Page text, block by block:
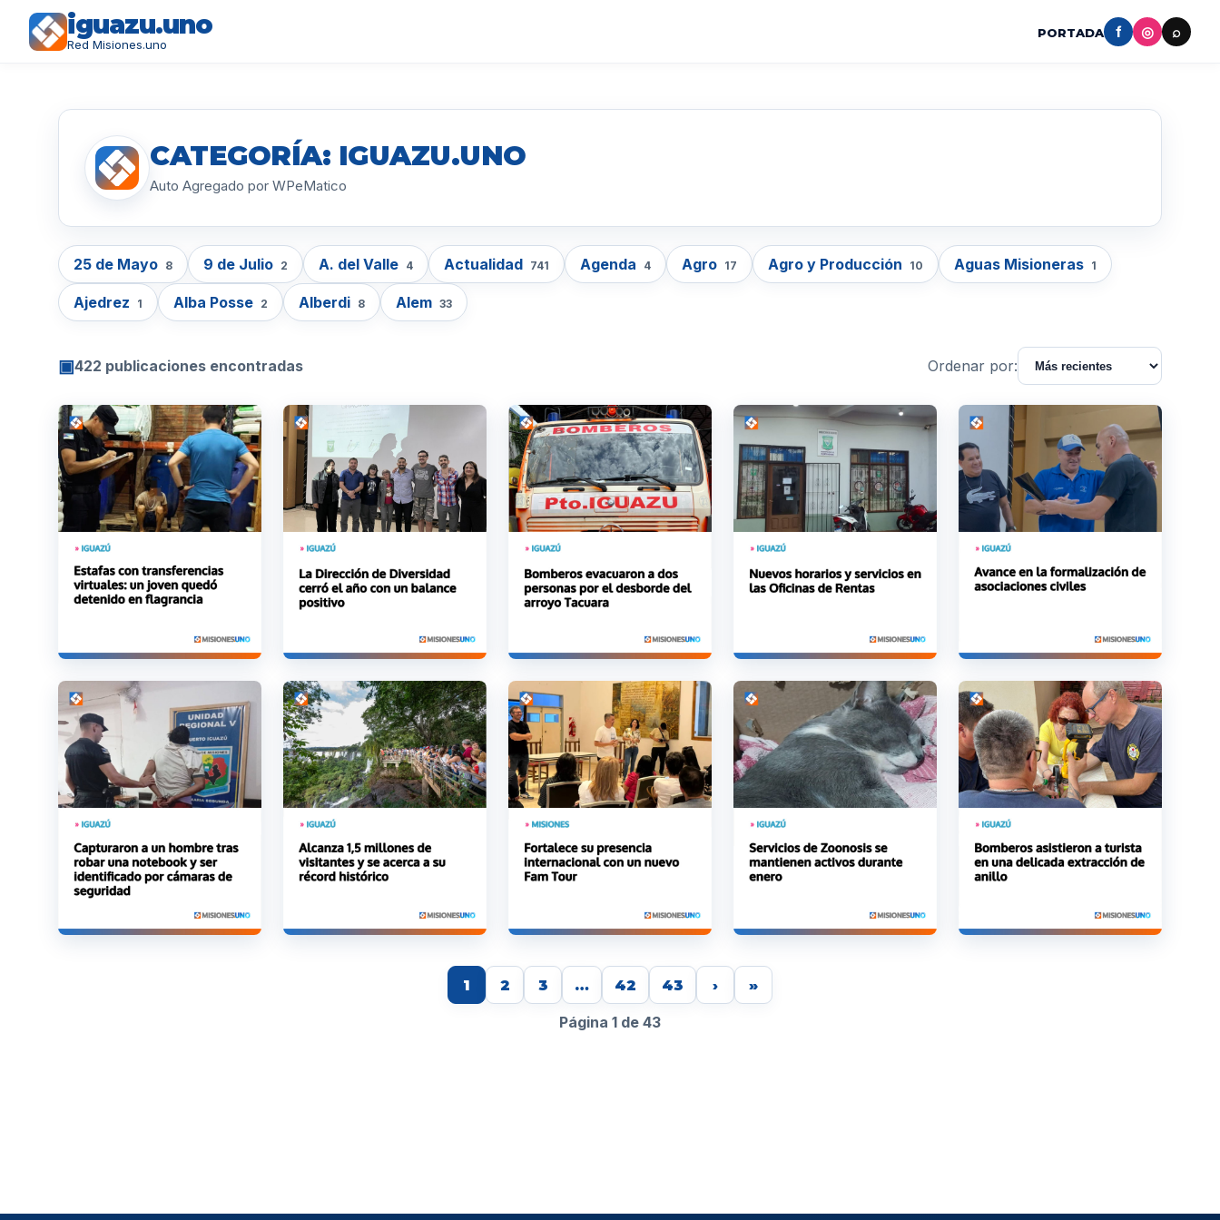
iguazu.uno
Red Misiones.uno
PORTADA f ◎ ⌕
CATEGORÍA: IGUAZU.UNO
Auto Agregado por WPeMatico
25 de Mayo 8 9 de Julio 2 A. del Valle 4 Actualidad 741 Agenda 4 Agro 17 Agro y Producción 10 Aguas Misioneras 1
Ajedrez 1 Alba Posse 2 Alberdi 8 Alem 33
▣422 publicaciones encontradas Ordenar por:
1 2 3 … 42 43 › »
Página 1 de 43